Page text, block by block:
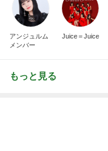
アンジュルム
メンバー
Juice＝Juice
もっと見る